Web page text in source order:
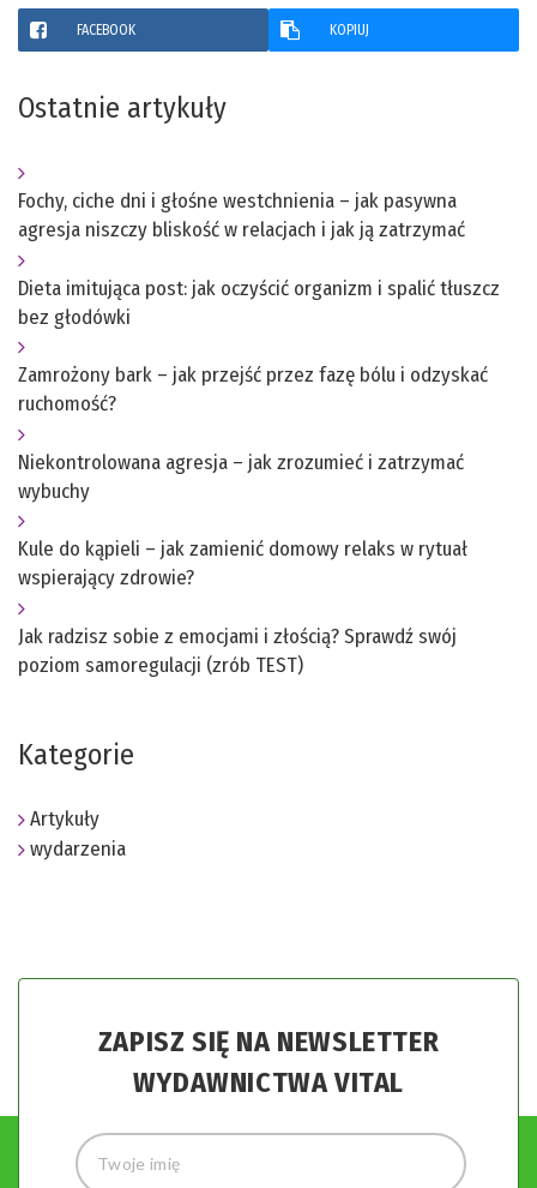
FACEBOOK KOPIUJ
Ostatnie artykuły
Fochy, ciche dni i głośne westchnienia – jak pasywna
agresja niszczy bliskość w relacjach i jak ją zatrzymać
Dieta imitująca post: jak oczyścić organizm i spalić tłuszcz
bez głodówki
Zamrożony bark – jak przejść przez fazę bólu i odzyskać
ruchomość?
Niekontrolowana agresja – jak zrozumieć i zatrzymać
wybuchy
Kule do kąpieli – jak zamienić domowy relaks w rytuał
wspierający zdrowie?
Jak radzisz sobie z emocjami i złością? Sprawdź swój
poziom samoregulacji (zrób TEST)
Kategorie
Artykuły
wydarzenia
ZAPISZ SIĘ NA NEWSLETTER
WYDAWNICTWA VITAL